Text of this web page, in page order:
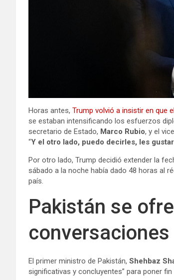
Horas antes, Trump volvió a insistir en que
se estaban intensificando los esfuerzos
secretario de Estado, Marco Rubio, y el
“Y el otro lado, puedo decirles, les
Por otro lado, Trump decidió extender la
sábado a la noche había dado 48 horas al
país.
Pakistán se
conversaciones
El primer ministro de Pakistán, Shehbaz
significativas y concluyentes” para poner fin